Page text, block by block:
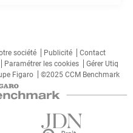
société Publicité
Contact
Paramétrer les cookies
Gérer Utiq
Figaro ©2025 CCM Benchmark